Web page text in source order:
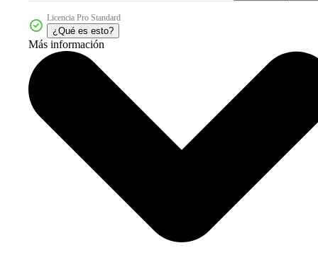
Licencia Pro Standard
¿Qué es esto?
Más información